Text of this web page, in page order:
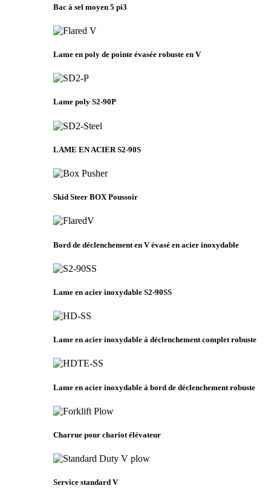
Bac à sel moyen 5 pi3
Lame en poly de pointe évasée robuste en V
Lame poly S2-90P
LAME EN ACIER S2-90S
Skid Steer BOX Poussoir
Bord de déclenchement en V évasé en acier inoxydable
Lame en acier inoxydable S2-90SS
Lame en acier inoxydable à déclenchement complet robuste
Lame en acier inoxydable à bord de déclenchement robuste
Charrue pour chariot élévateur
Service standard V